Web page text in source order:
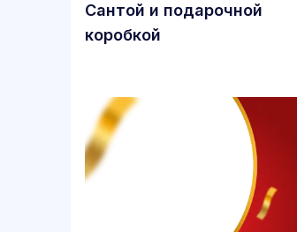
Сантой и подарочной
коробкой